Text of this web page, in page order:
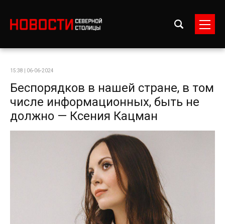
15:38 | 06-06-2024
Беспорядков в нашей стране, в том
числе информационных, быть не
должно — Ксения Кацман